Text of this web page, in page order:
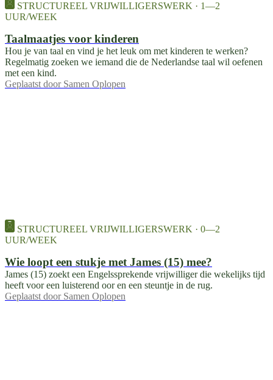
STRUCTUREEL VRIJWILLIGERSWERK · 1—2
UUR/WEEK
Taalmaatjes voor kinderen
Hou je van taal en vind je het leuk om met kinderen te werken?
Regelmatig zoeken we iemand die de Nederlandse taal wil oefenen
met een kind.
Geplaatst door Samen Oplopen
STRUCTUREEL VRIJWILLIGERSWERK · 0—2
UUR/WEEK
Wie loopt een stukje met James (15) mee?
James (15) zoekt een Engelssprekende vrijwilliger die wekelijks tijd
heeft voor een luisterend oor en een steuntje in de rug.
Geplaatst door Samen Oplopen